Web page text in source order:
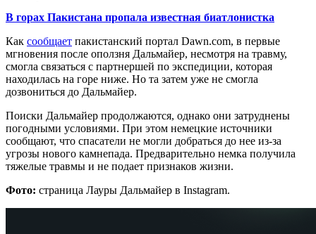
В горах Пакистана пропала известная биатлонистка
Как сообщает пакистанский портал Dawn.com, в первые
мгновения после оползня Дальмайер, несмотря на травму,
смогла связаться с партнершей по экспедиции, которая
находилась на горе ниже. Но та затем уже не смогла
дозвониться до Дальмайер.
Поиски Дальмайер продолжаются, однако они затруднены
погодными условиями. При этом немецкие источники
сообщают, что спасатели не могли добраться до нее из-за
угрозы нового камнепада. Предварительно немка получила
тяжелые травмы и не подает признаков жизни.
Фото: страница Лауры Дальмайер в Instagram.